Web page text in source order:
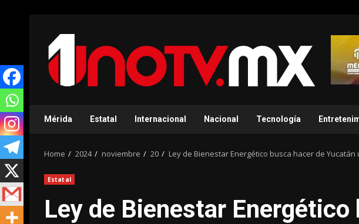
content
Mérida Estatal Internacional Nacional Tecnología
Home 2024 noviembre 20 Ley de Bienestar Energético busca hacer de
Estatal
Ley de Bienestar Energético